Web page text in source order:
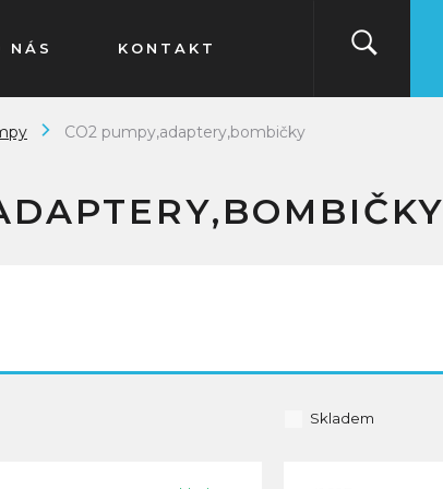
NÁS KONTAKT
CO2 pumpy,adaptery,bombičky
Skladem